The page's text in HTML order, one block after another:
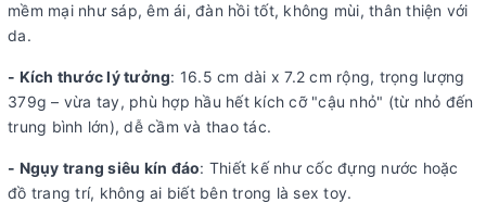
mềm mại như sáp, êm ái, đàn hồi tốt, không mùi, thân thiện với
da.
- Kích thước lý tưởng: 16.5 cm dài x 7.2 cm rộng, trọng lượng
379g – vừa tay, phù hợp hầu hết kích cỡ "cậu nhỏ" (từ nhỏ đến
trung bình lớn), dễ cầm và thao tác.
- Ngụy trang siêu kín đáo: Thiết kế như cốc đựng nước hoặc
đồ trang trí, không ai biết bên trong là sex toy.